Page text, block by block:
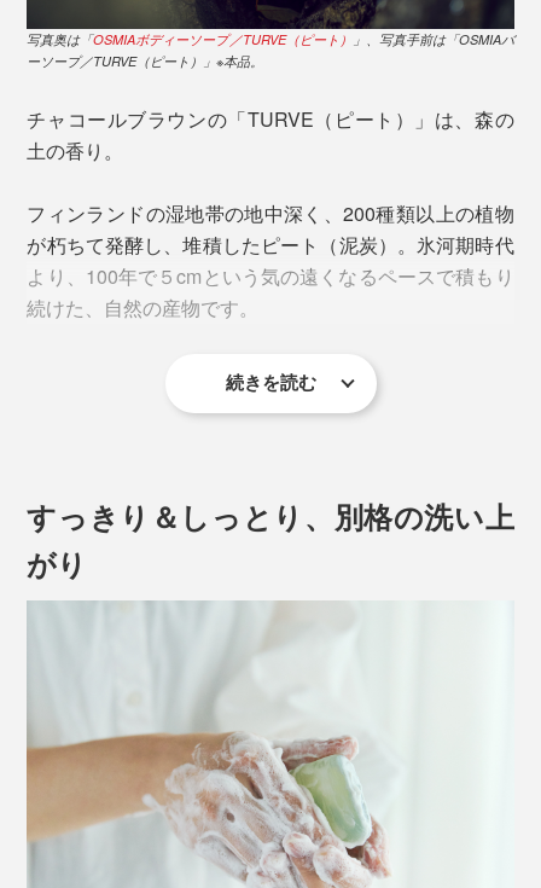
長い冬が終わり、待ちに待った春が訪れると、フィンラ
ンドは白樺の若葉の香りで満たされるのです。
太陽の季節、白樺の香りに包まれながらのサウナは、格
別な心地よさなのだとか。
タ」で体を叩いて、刺激と香りを楽しんだり、インテリ
写真奥は「OSMIAボディーソープ／TURVE（ピート）
」、写真手前は「OSMIAバ
ーソープ／TURVE（ピート）」※本品。
チャコールブラウンの「TURVE（ピート）」は、森の
土の香り。
フィンランドの湿地帯の地中深く、200種類以上の植物
が朽ちて発酵し、堆積したピート（泥炭）。氷河期時代
より、100年で５cmという気の遠くなるペースで積もり
続けた、自然の産物です。
写真提供 Visit Finland
豊富なミネラル分を含むピート（泥炭）を顔や体に塗
り、サウナを楽しむ様子は、フィンランドでよく見られ
る光景。お肌の掃除と栄養補給を兼ねた、フィンランド
続きを読む
すっきり＆しっとり、別格の洗い上
がり